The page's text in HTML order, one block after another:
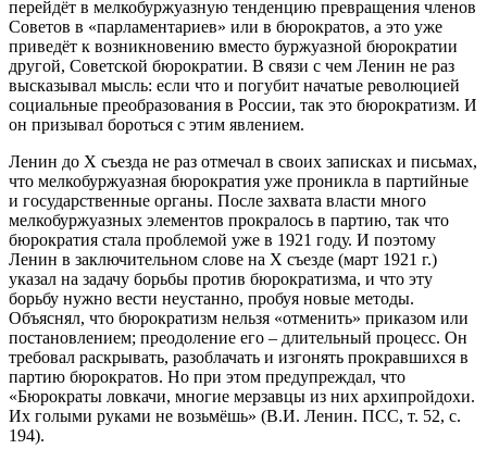
перейдёт в мелкобуржуазную тенденцию превращения членов
Советов в «парламентариев» или в бюрократов, а это уже
приведёт к возникновению вместо буржуазной бюрократии
другой, Советской бюрократии. В связи с чем Ленин не раз
высказывал мысль: если что и погубит начатые революцией
социальные преобразования в России, так это бюрократизм. И
он призывал бороться с этим явлением.
Ленин до X съезда не раз отмечал в своих записках и письмах,
что мелкобуржуазная бюрократия уже проникла в партийные
и государственные органы. После захвата власти много
мелкобуржуазных элементов прокралось в партию, так что
бюрократия стала проблемой уже в 1921 году. И поэтому
Ленин в заключительном слове на X съезде (март 1921 г.)
указал на задачу борьбы против бюрократизма, и что эту
борьбу нужно вести неустанно, пробуя новые методы.
Объяснял, что бюрократизм нельзя «отменить» приказом или
постановлением; преодоление его – длительный процесс. Он
требовал раскрывать, разоблачать и изгонять прокравшихся в
партию бюрократов. Но при этом предупреждал, что
«Бюрократы ловкачи, многие мерзавцы из них архипройдохи.
Их голыми руками не возьмёшь» (В.И. Ленин. ПСС, т. 52, с.
194).